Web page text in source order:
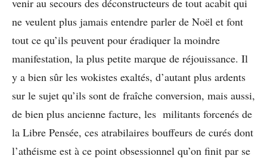
ne veulent plus jamais entendre parler de Noël et font
tout ce qu’ils peuvent pour éradiquer la moindre
manifestation, la plus petite marque de réjouissance. Il
y a bien sûr les wokistes exaltés, d’autant plus ardents
sur le sujet qu’ils sont de fraîche conversion, mais aussi,
de bien plus ancienne facture, les militants forcenés de
la Libre Pensée, ces atrabilaires bouffeurs de curés dont
l’athéisme est à ce point obsessionnel qu’on finit par se